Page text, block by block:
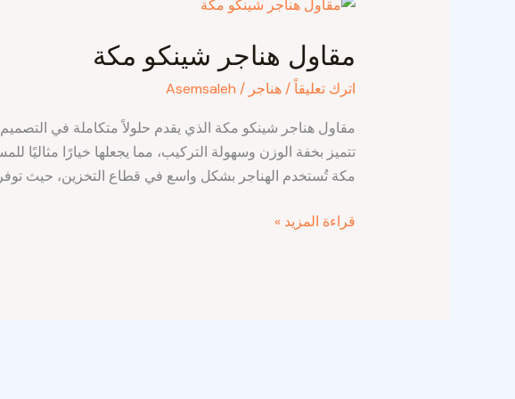
مقاول هناجر شينكو مكة
اترك تعليقاً / هناجر /
Asemsaleh
مقاول هناجر شينكو مكة الذي يقدم حلولاً متكاملة في التصميم
تتميز بخفة الوزن وسهولة التركيب، مما يجعلها خيارًا مثاليًا
مكة تُستخدم الهناجر بشكل واسع في قطاع التخزين، حيث
شينكو
قراءة المزيد »